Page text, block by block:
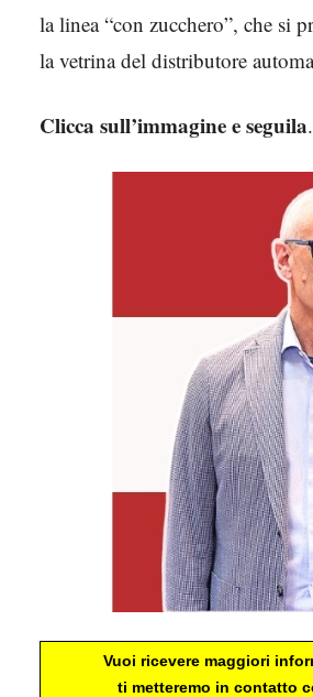
la linea “con zucchero”, che si
la vetrina del distributore
Clicca sull’immagine e seguila.
Vuoi ricevere maggiori
ti metteremo in contatto